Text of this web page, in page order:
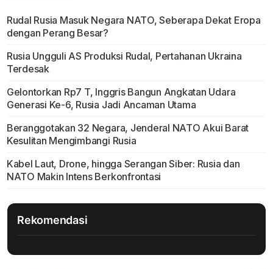
Rudal Rusia Masuk Negara NATO, Seberapa Dekat Eropa
dengan Perang Besar?
Rusia Ungguli AS Produksi Rudal, Pertahanan Ukraina
Terdesak
Gelontorkan Rp7 T, Inggris Bangun Angkatan Udara
Generasi Ke-6, Rusia Jadi Ancaman Utama
Beranggotakan 32 Negara, Jenderal NATO Akui Barat
Kesulitan Mengimbangi Rusia
Kabel Laut, Drone, hingga Serangan Siber: Rusia dan
NATO Makin Intens Berkonfrontasi
Rekomendasi